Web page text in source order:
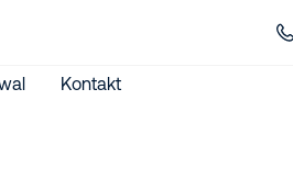
Kontakt